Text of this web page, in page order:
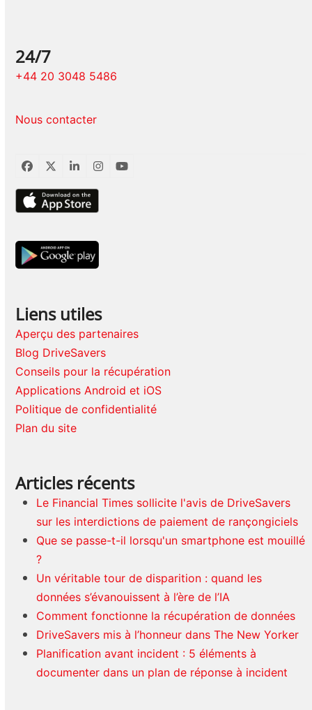
24/7
+44 20 3048 5486
Nous contacter
Facebook
TwitterLinkedInInstagram
YouTube
Liens utiles
Aperçu des partenaires
Blog DriveSavers
Conseils pour la récupération
Applications Android et iOS
Politique de confidentialité
Plan du site
Articles récents
Le Financial Times sollicite l'avis de DriveSavers
sur les interdictions de paiement de rançongiciels
Que se passe-t-il lorsqu'un smartphone est mouillé
?
Un véritable tour de disparition : quand les
données s’évanouissent à l’ère de l’IA
Comment fonctionne la récupération de données
DriveSavers mis à l’honneur dans The New Yorker
Planification avant incident : 5 éléments à
documenter dans un plan de réponse à incident